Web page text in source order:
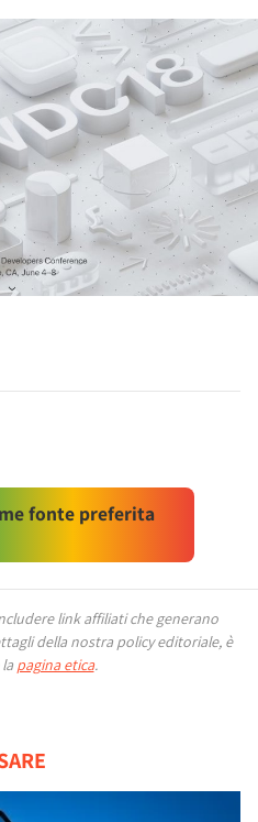
fonte preferita
link affiliati che generano
della nostra policy editoriale, è
pagina etica.